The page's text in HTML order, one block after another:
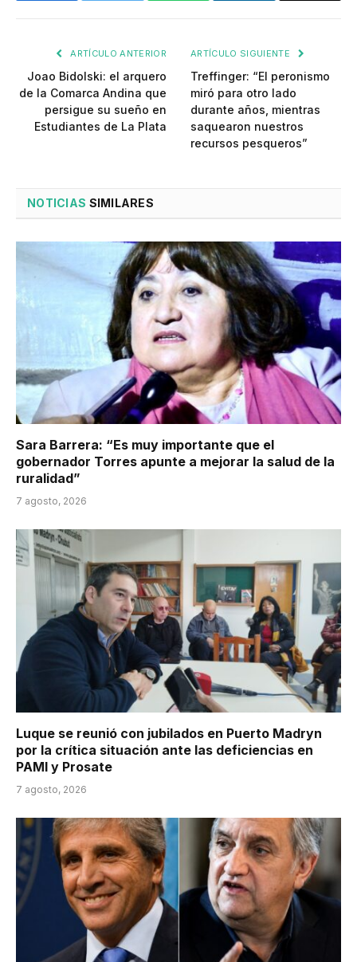
ARTÍCULO ANTERIOR
Joao Bidolski: el arquero
de la Comarca Andina que
persigue su sueño en
Estudiantes de La Plata
ARTÍCULO SIGUIENTE
Treffinger: “El peronismo
miró para otro lado
durante años, mientras
saquearon nuestros
recursos pesqueros”
NOTICIAS SIMILARES
Sara Barrera: “Es muy importante que el
gobernador Torres apunte a mejorar la salud de la
ruralidad”
7 agosto, 2026
Luque se reunió con jubilados en Puerto Madryn
por la crítica situación ante las deficiencias en
PAMI y Prosate
7 agosto, 2026